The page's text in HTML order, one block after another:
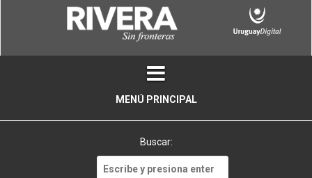
MENÚ PRINCIPAL
Buscar: